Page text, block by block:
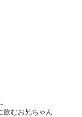
飲むお兄ちゃん